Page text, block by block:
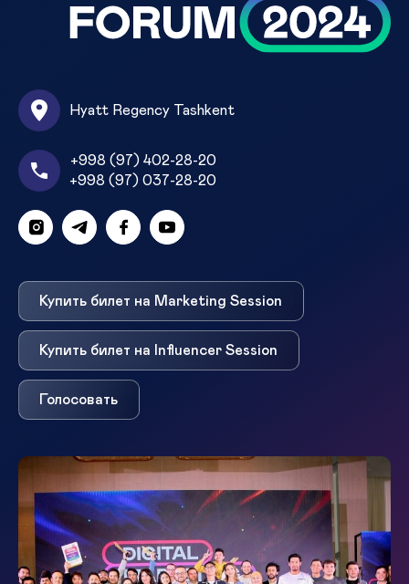
Hyatt Regency Tashkent
+998 (97) 402-28-20
+998 (97) 037-28-20
Купить билет на Marketing Session
Купить билет на Influencer Session
Голосовать